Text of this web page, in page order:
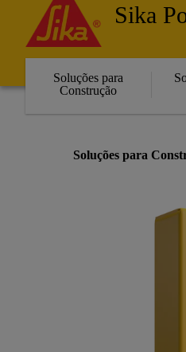
Sika
Soluções para
Construção
Soluções para